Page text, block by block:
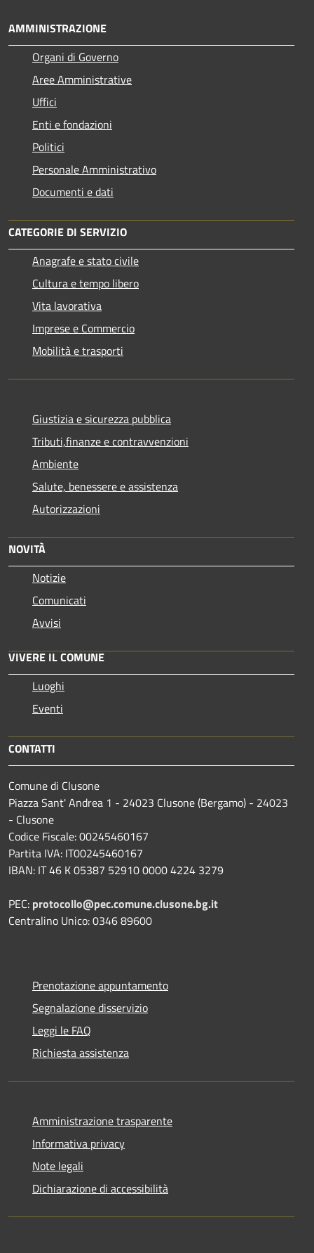
AMMINISTRAZIONE
Organi di Governo
Aree Amministrative
Uffici
Enti e fondazioni
Politici
Personale Amministrativo
Documenti e dati
CATEGORIE DI SERVIZIO
Anagrafe e stato civile
Cultura e tempo libero
Vita lavorativa
Imprese e Commercio
Mobilità e trasporti
Giustizia e sicurezza pubblica
Tributi,finanze e contravvenzioni
Ambiente
Salute, benessere e assistenza
Autorizzazioni
NOVITÀ
Notizie
Comunicati
Avvisi
VIVERE IL COMUNE
Luoghi
Eventi
CONTATTI
Comune di Clusone
Piazza Sant' Andrea 1 - 24023 Clusone (Bergamo) - 24023
- Clusone
Codice Fiscale: 00245460167
Partita IVA: IT00245460167
IBAN: IT 46 K 05387 52910 0000 4224 3279
PEC: protocollo@pec.comune.clusone.bg.it
Centralino Unico: 0346 89600
Prenotazione appuntamento
Segnalazione disservizio
Leggi le FAQ
Richiesta assistenza
Amministrazione trasparente
Informativa privacy
Note legali
Dichiarazione di accessibilità